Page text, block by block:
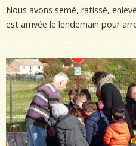
Nous avons semé, ratissé,
est arrivée le lendemain pour